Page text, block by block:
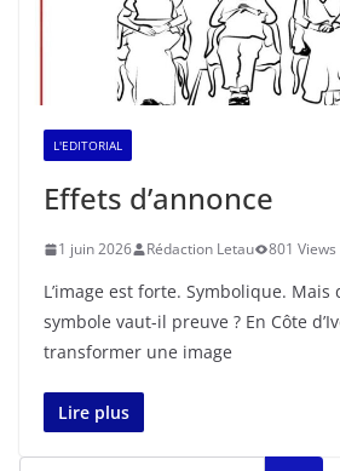
L'EDITORIAL
Effets d’annonce
1 juin 2026 Rédaction Letau 801 Views
L’image est forte. Symbolique.
symbole vaut-il preuve ? En Côte
transformer une image
Lire plus